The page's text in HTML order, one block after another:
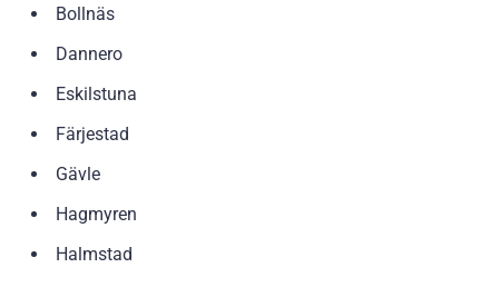
Bollnäs
Dannero
Eskilstuna
Färjestad
Gävle
Hagmyren
Halmstad